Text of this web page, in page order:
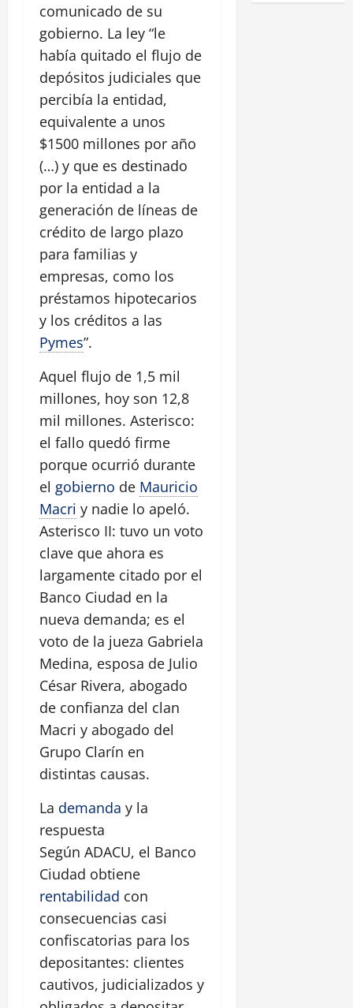
comunicado de su
gobierno. La ley “le
había quitado el flujo de
depósitos judiciales que
percibía la entidad,
equivalente a unos
$1500 millones por año
(…) y que es destinado
por la entidad a la
generación de líneas de
crédito de largo plazo
para familias y
empresas, como los
préstamos hipotecarios
y los créditos a las
Pymes”.
Aquel flujo de 1,5 mil
millones, hoy son 12,8
mil millones. Asterisco:
el fallo quedó firme
porque ocurrió durante
el gobierno de Mauricio
Macri y nadie lo apeló.
Asterisco II: tuvo un voto
clave que ahora es
largamente citado por el
Banco Ciudad en la
nueva demanda; es el
voto de la jueza Gabriela
Medina, esposa de Julio
César Rivera, abogado
de confianza del clan
Macri y abogado del
Grupo Clarín en
distintas causas.
La demanda y la
respuesta
Según ADACU, el Banco
Ciudad obtiene
rentabilidad con
consecuencias casi
confiscatorias para los
depositantes: clientes
cautivos, judicializados y